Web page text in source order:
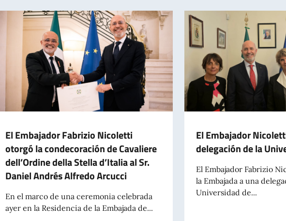
El Embajador Fabrizio Nicoletti
otorgó la condecoración de Cavaliere
dell’Ordine della Stella d’Italia al Sr.
Daniel Andrés Alfredo Arcucci
En el marco de una ceremonia celebrada
ayer en la Residencia de la Embajada de...
El Embajador
delegación de la
El Embajador Fabrizio
la Embajada a una
Universidad de...